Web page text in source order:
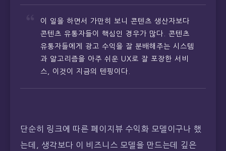
이 일을 하면서 가만히 보니 콘텐츠 생산자보다
콘텐츠 유통자들이 핵심인 경우가 많다. 콘텐츠
유통자들에게 광고 수익을 잘 분배해주는 시스템
과 알고리즘을 아주 쉬운 UX로 잘 포장한 서비
스, 이것이 지금의 텐핑이다.
단순히 링크에 따른 페이지뷰 수익화 모델이구나 했
는데, 생각보다 이 비즈니스 모델을 만드는데 깊은